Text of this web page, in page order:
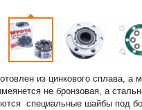
из цинкового сплава,
не бронзовая, а
специальные шайбы под